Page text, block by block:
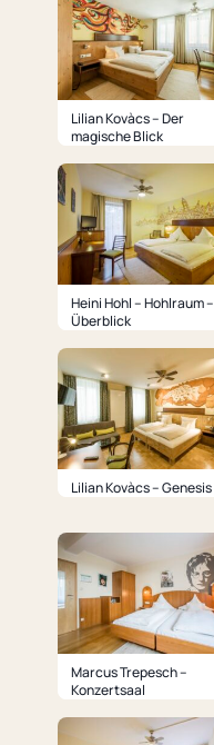
Lilian Kovàcs – Der
magische Blick
Heini Hohl – Hohlraum –
Überblick
Lilian Kovàcs – Genesis
Marcus Trepesch –
Konzertsaal